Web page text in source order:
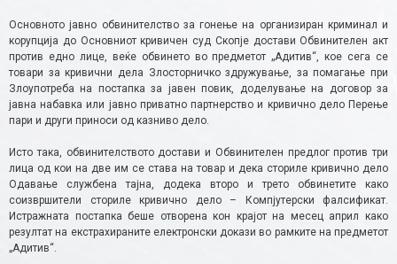
Основното јавно обвинителство за гонење на организиран криминал и
корупција до Основниот кривичен суд Скопје достави Обвинителен акт
против едно лице, веќе обвинето во предметот „Адитив“, кое сега се
товари за кривични дела Злосторничко здружување, за помагање при
Злоупотреба на постапка за јавен повик, доделување на договор за
јавна набавка или јавно приватно партнерство и кривично дело Перење
пари и други приноси од казниво дело.
Исто така, обвинителството достави и Обвинителен предлог против три
лица од кои на две им се става на товар и дека сториле кривично дело
Одавање службена тајна, додека второ и трето обвинетите како
соизвршители сториле кривично дело – Компјутерски фалсификат.
Истражната постапка беше отворена кон крајот на месец април како
резултат на екстрахираните електронски докази во рамките на предметот
„Адитив“.